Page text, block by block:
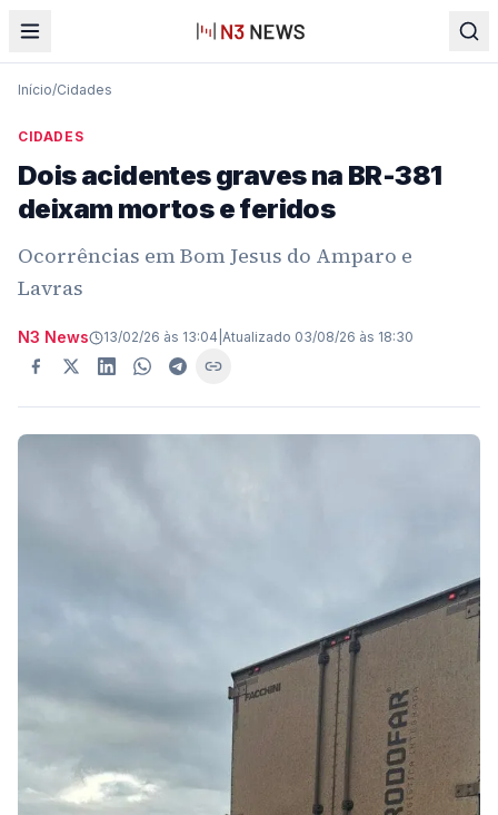
Início/Cidades
CIDADES
Dois acidentes graves na BR-381
deixam mortos e feridos
Ocorrências em Bom Jesus do Amparo e
Lavras
N3 News 13/02/26 às 13:04 Atualizado 03/08/26 às 18:30